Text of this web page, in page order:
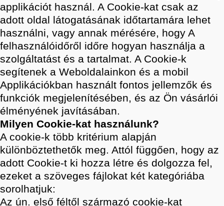
applikációt használ. A Cookie-kat csak az
adott oldal látogatásának időtartamára lehet
használni, vagy annak mérésére, hogy A
felhasználóidőről időre hogyan használja a
szolgáltatást és a tartalmat. A Cookie-k
segítenek a Weboldalainkon és a mobil
Applikációkban használt fontos jellemzők és
funkciók megjelenítésében, és az Ön vásárlói
élményének javításában.
Milyen Cookie-kat használunk?
A cookie-k több kritérium alapján
különböztethetők meg. Attól függően, hogy az
adott Cookie-t ki hozza létre és dolgozza fel,
ezeket a szöveges fájlokat két kategóriába
sorolhatjuk:
Az ún. első féltől származó cookie-kat